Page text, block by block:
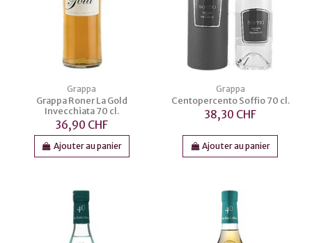
Grappa
Grappa Roner La Gold
Invecchiata 70 cl.
36,90 CHF
Ajouter au panier
Grappa
Centopercento Soffio 70 cl.
38,30 CHF
Ajouter au panier